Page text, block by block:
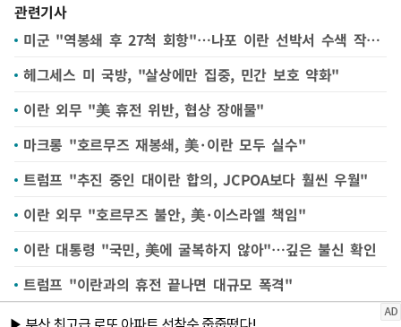
관련기사
미군 "역봉쇄 후 27척 회항"…나포 이란 선박서 수색 작업도
헤그세스 미 국방, "살상에만 집중, 민간 보호 약화"
이란 외무 "美 휴전 위반, 협상 장애물"
마크롱 "호르무즈 재봉쇄, 美·이란 모두 실수"
트럼프 "추진 중인 대이란 합의, JCPOA보다 훨씬 우월"
이란 외무 "호르무즈 불안, 美·이스라엘 책임"
이란 대통령 "국민, 美에 굴복하지 않아"…깊은 불신 확인
트럼프 "이란과의 휴전 끝나면 대규모 폭격"